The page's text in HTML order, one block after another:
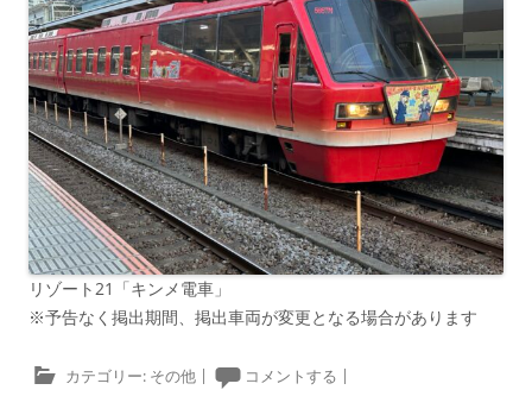
リゾート21「キンメ電車」
※予告なく掲出期間、掲出車両が変更となる場合があります
カテゴリー: その他 | コメントする |